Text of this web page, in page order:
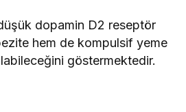
dopamin D2 reseptör
hem de kompulsif yeme
göstermektedir.